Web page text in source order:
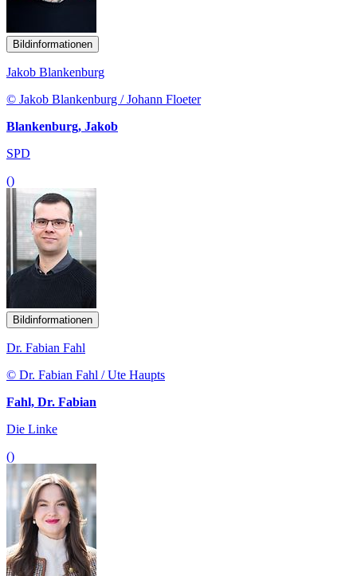
Bildinformationen
Jakob Blankenburg
© Jakob Blankenburg / Johann Floeter
Blankenburg, Jakob
SPD
()
Bildinformationen
Dr. Fabian Fahl
© Dr. Fabian Fahl / Ute Haupts
Fahl, Dr. Fabian
Die Linke
()